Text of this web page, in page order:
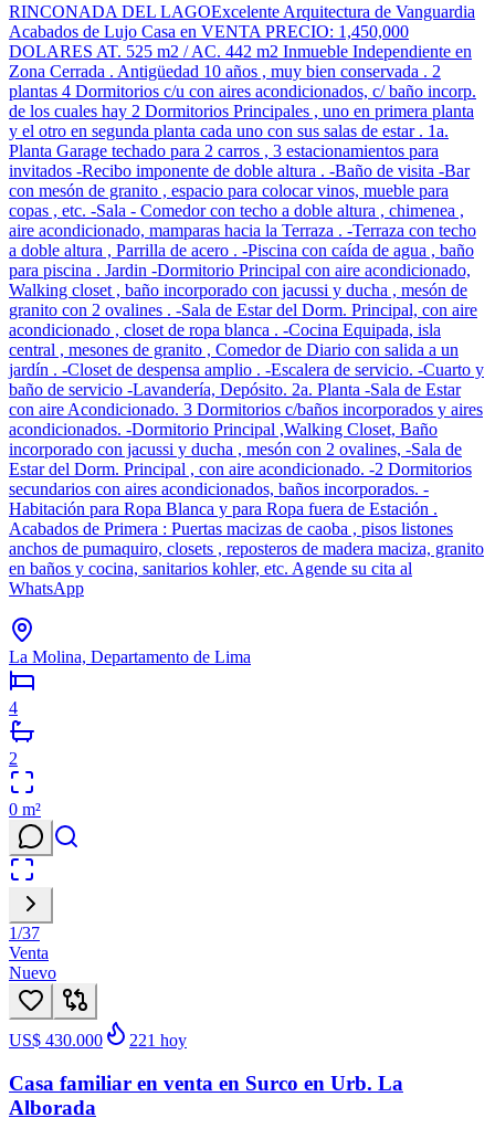
RINCONADA DEL LAGOExcelente Arquitectura de Vanguardia
Acabados de Lujo Casa en VENTA PRECIO: 1,450,000
DOLARES AT. 525 m2 / AC. 442 m2 Inmueble Independiente en
Zona Cerrada . Antigüedad 10 años , muy bien conservada . 2
plantas 4 Dormitorios c/u con aires acondicionados, c/ baño incorp.
de los cuales hay 2 Dormitorios Principales , uno en primera planta
y el otro en segunda planta cada uno con sus salas de estar . 1a.
Planta Garage techado para 2 carros , 3 estacionamientos para
invitados -Recibo imponente de doble altura . -Baño de visita -Bar
con mesón de granito , espacio para colocar vinos, mueble para
copas , etc. -Sala - Comedor con techo a doble altura , chimenea ,
aire acondicionado, mamparas hacia la Terraza . -Terraza con techo
a doble altura , Parrilla de acero . -Piscina con caída de agua , baño
para piscina . Jardin -Dormitorio Principal con aire acondicionado,
Walking closet , baño incorporado con jacussi y ducha , mesón de
granito con 2 ovalines . -Sala de Estar del Dorm. Principal, con aire
acondicionado , closet de ropa blanca . -Cocina Equipada, isla
central , mesones de granito , Comedor de Diario con salida a un
jardín . -Closet de despensa amplio . -Escalera de servicio. -Cuarto y
baño de servicio -Lavandería, Depósito. 2a. Planta -Sala de Estar
con aire Acondicionado. 3 Dormitorios c/baños incorporados y aires
acondicionados. -Dormitorio Principal ,Walking Closet, Baño
incorporado con jacussi y ducha , mesón con 2 ovalines, -Sala de
Estar del Dorm. Principal , con aire acondicionado. -2 Dormitorios
secundarios con aires acondicionados, baños incorporados. -
Habitación para Ropa Blanca y para Ropa fuera de Estación .
Acabados de Primera : Puertas macizas de caoba , pisos listones
anchos de pumaquiro, closets , reposteros de madera maciza, granito
en baños y cocina, sanitarios kohler, etc. Agende su cita al
WhatsApp
La Molina, Departamento de Lima
4
2
0 m²
1/37
Venta
Nuevo
US$ 430.000 221 hoy
Casa familiar en venta en Surco en Urb. La
Alborada